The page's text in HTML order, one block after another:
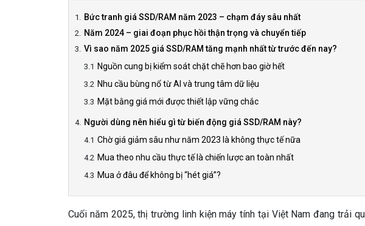
Bức tranh giá SSD/RAM năm 2023 – chạm đáy sâu nhất
Năm 2024 – giai đoạn phục hồi thận trọng và chuyển tiếp
Vì sao năm 2025 giá SSD/RAM tăng mạnh nhất từ trước đến nay?
Nguồn cung bị kiểm soát chặt chẽ hơn bao giờ hết
Nhu cầu bùng nổ từ AI và trung tâm dữ liệu
Mặt bằng giá mới được thiết lập vững chắc
Người dùng nên hiểu gì từ biến động giá SSD/RAM này?
Chờ giá giảm sâu như năm 2023 là không thực tế nữa
Mua theo nhu cầu thực tế là chiến lược an toàn nhất
Mua ở đâu để không bị “hét giá”?
Cuối năm 2025, thị trường linh kiện máy tính tại Việt Nam đang trải